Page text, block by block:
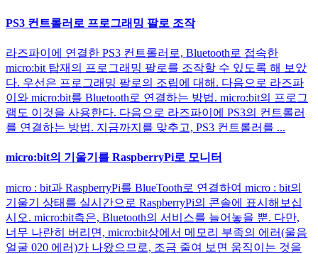
PS3 컨트롤러로 프로그래밍 팔로 조작
라즈파이에 연결한 PS3 컨트롤러로, Bluetooth로 접속한
micro:bit 탑재의 프로그래밍 팔로를 조작할 수 있도록 해 보았
다. 우선은 프로그래밍 팔로의 조립에 대해. 다음으로 라즈파
이와 micro:bit를 Bluetooth로 연결하는 방법. micro:bit의 프로그
램도 이것을 사용한다. 다음으로 라즈파이에 PS3의 컨트롤러
를 연결하는 방법. 지금까지를 맞추고, PS3 컨트롤러를 ...
micro:bit의 기울기를 RaspberryPi로 모니터
micro : bit과 RaspberryPi를 BlueTooth로 연결하여 micro : bit의
기울기 상태를 실시간으로 RaspberryPi의 콘솔에 표시해보십
시오. micro:bit측은, Bluetooth의 서비스를 늘어놓을 뿐. 다만,
너무 나란히 버리면, micro:bit상에서 메모리 부족의 에러(울음
얼굴 020 에러)가 나왔으므로, 조금 줄여 보면 움직이는 것을